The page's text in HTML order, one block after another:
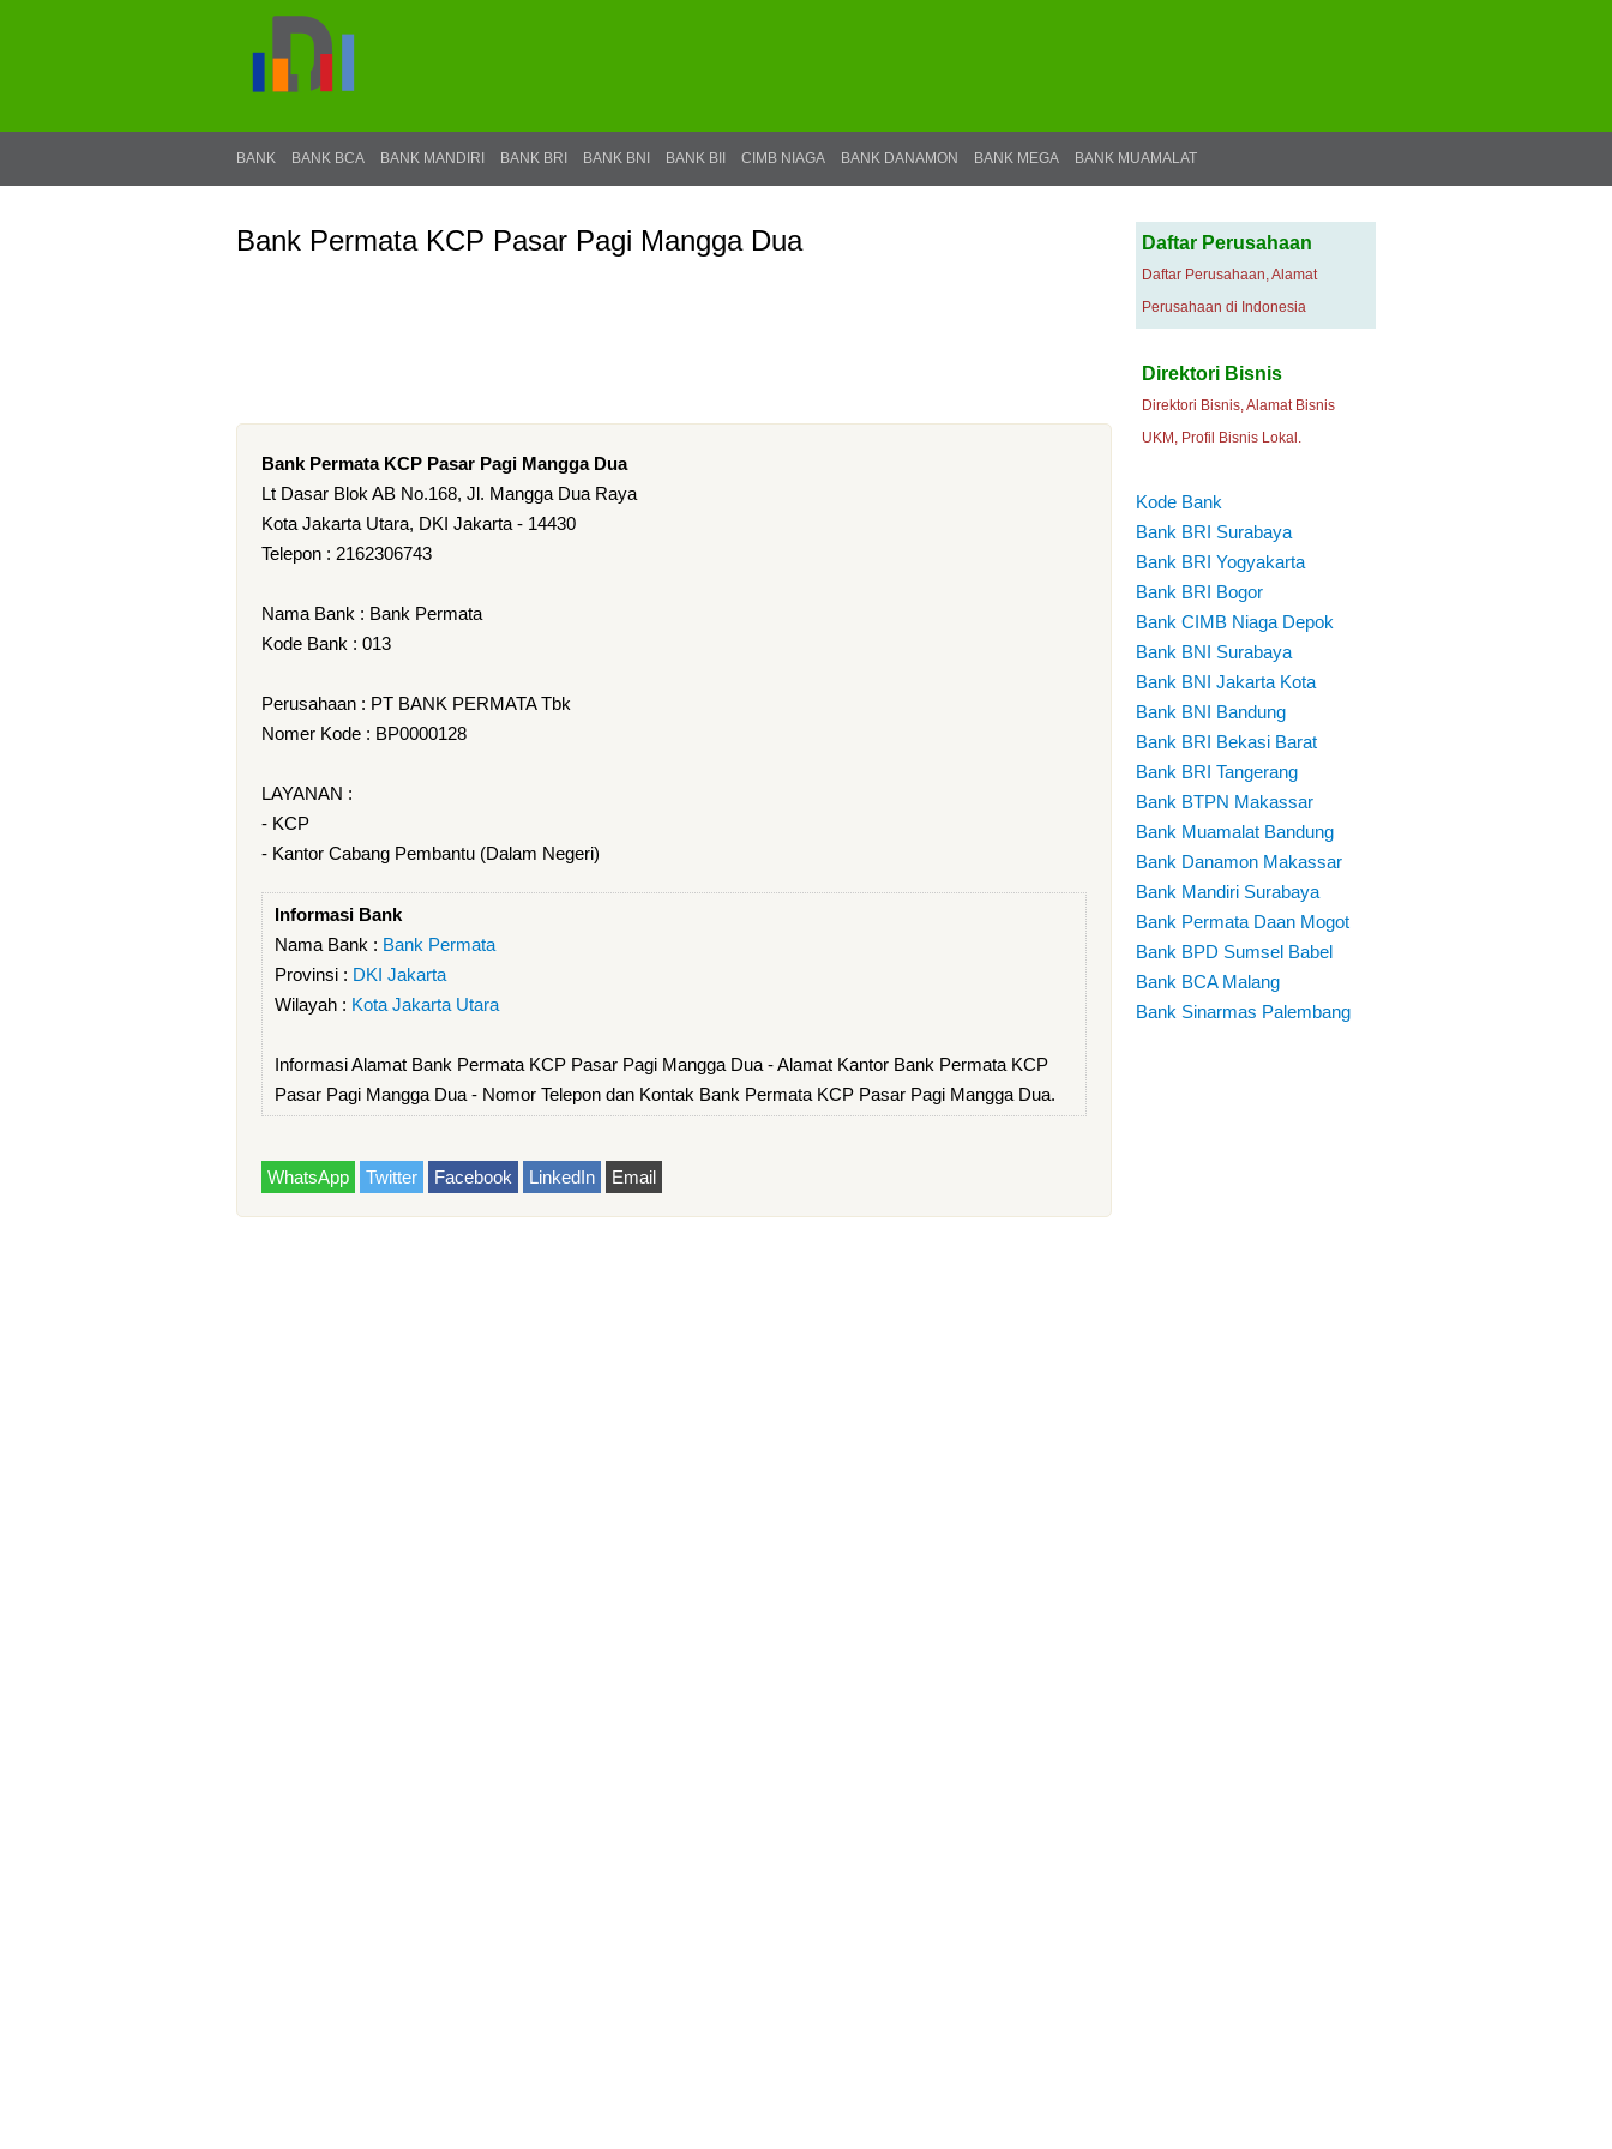
BANK BANK BCA BANK MANDIRI BANK BRI BANK BNI BANK BII CIMB NIAGA BANK DANAMON BANK MEGA BANK MUAMALAT
Bank Permata KCP Pasar Pagi Mangga Dua
Bank Permata KCP Pasar Pagi Mangga Dua
Lt Dasar Blok AB No.168, Jl. Mangga Dua Raya
Kota Jakarta Utara, DKI Jakarta - 14430
Telepon : 2162306743
Nama Bank : Bank Permata
Kode Bank : 013
Perusahaan : PT BANK PERMATA Tbk
Nomer Kode : BP0000128
LAYANAN :
- KCP
- Kantor Cabang Pembantu (Dalam Negeri)
Informasi Bank
Nama Bank : Bank Permata
Provinsi : DKI Jakarta
Wilayah : Kota Jakarta Utara
Informasi Alamat Bank Permata KCP Pasar Pagi Mangga Dua - Alamat Kantor Bank Permata KCP
Pasar Pagi Mangga Dua - Nomor Telepon dan Kontak Bank Permata KCP Pasar Pagi Mangga Dua.
WhatsApp Twitter Facebook LinkedIn Email
Daftar Perusahaan
Daftar Perusahaan, Alamat
Perusahaan di Indonesia
Direktori Bisnis
Direktori Bisnis, Alamat Bisnis
UKM, Profil Bisnis Lokal.
Kode Bank
Bank BRI Surabaya
Bank BRI Yogyakarta
Bank BRI Bogor
Bank CIMB Niaga Depok
Bank BNI Surabaya
Bank BNI Jakarta Kota
Bank BNI Bandung
Bank BRI Bekasi Barat
Bank BRI Tangerang
Bank BTPN Makassar
Bank Muamalat Bandung
Bank Danamon Makassar
Bank Mandiri Surabaya
Bank Permata Daan Mogot
Bank BPD Sumsel Babel
Bank BCA Malang
Bank Sinarmas Palembang